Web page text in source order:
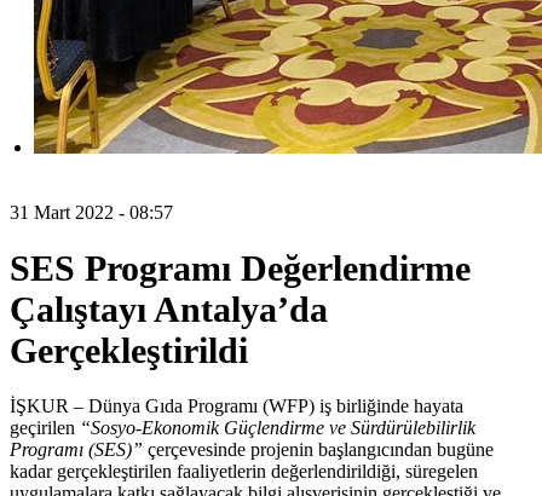
31 Mart 2022 - 08:57
SES Programı Değerlendirme
Çalıştayı Antalya’da
Gerçekleştirildi
İŞKUR – Dünya Gıda Programı (WFP) iş birliğinde hayata
geçirilen “Sosyo-Ekonomik Güçlendirme ve Sürdürülebilirlik
Programı (SES)” çerçevesinde projenin başlangıcından bugüne
kadar gerçekleştirilen faaliyetlerin değerlendirildiği, süregelen